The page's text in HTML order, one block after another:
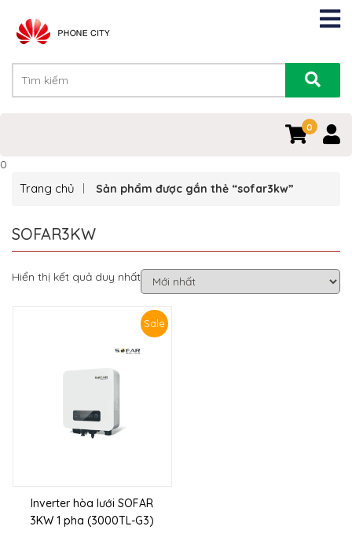
0
0
Trang chủ Sản phẩm được gắn thẻ “sofar3kw”
SOFAR3KW
Hiển thị kết quả duy nhất
Sale
Inverter hòa lưới SOFAR
3KW 1 pha (3000TL-G3)